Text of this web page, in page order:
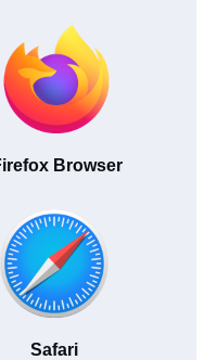
Browser
Safari